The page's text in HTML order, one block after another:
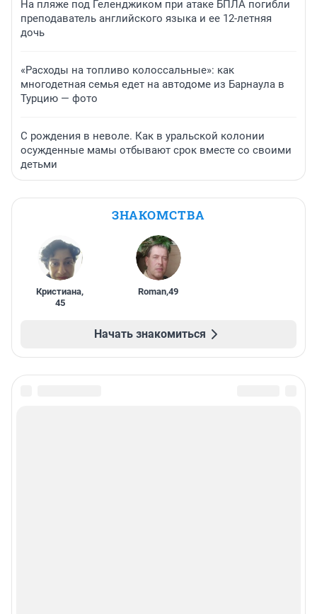
На пляже под Геленджиком при атаке БПЛА погибли
преподаватель английского языка и ее 12-летняя
дочь
«Расходы на топливо колоссальные»: как
многодетная семья едет на автодоме из Барнаула в
Турцию — фото
С рождения в неволе. Как в уральской колонии
осужденные мамы отбывают срок вместе со своими
детьми
ЗНАКОМСТВА
Кристиана,
45
Roman,49
Начать знакомиться